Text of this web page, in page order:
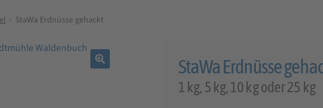
StaWa Erdnüsse gehackt
StaWa Erdnüsse
1 kg, 5 kg, 10 kg oder 25 kg